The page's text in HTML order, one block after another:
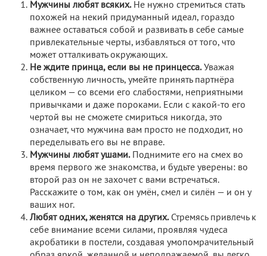
Мужчины любят всяких.Не нужно стремиться стать
похожей на некий придуманный идеал, гораздо
важнее оставаться собой и развивать в себе самые
привлекательные черты, избавляться от того, что
может отталкивать окружающих.
Не ждите принца, если вы не принцесса.Уважая
собственную личность, умейте принять партнёра
целиком — со всеми его слабостями, неприятными
привычками и даже пороками. Если с какой-то его
чертой вы не сможете смириться никогда, это
означает, что мужчина вам просто не подходит, но
переделывать его вы не вправе.
Мужчины любят ушами.Поднимите его на смех во
время первого же знакомства, и будьте уверены: во
второй раз он не захочет с вами встречаться.
Расскажите о том, как он умён, смел и силён — и он у
ваших ног.
Любят одних, женятся на других.Стремясь привлечь к
себе внимание всеми силами, проявляя чудеса
акробатики в постели, создавая умопомрачительный